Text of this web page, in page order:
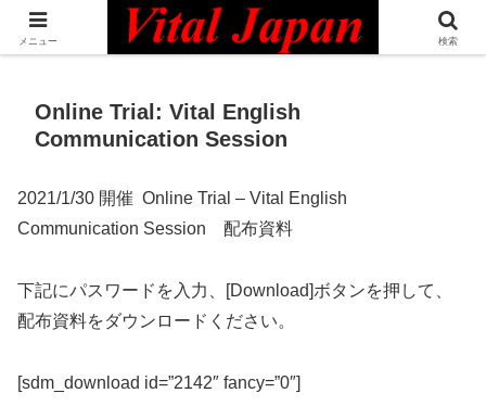
日本最大級の英語コミュニティ・Bilingual Professionals Network
Online Trial: Vital English
Communication Session
2021/1/30 開催 Online Trial – Vital English
Communication Session 配布資料
下記にパスワードを入力、[Download]ボタンを押して、
配布資料をダウンロードください。
[sdm_download id=”2142″ fancy=”0″]
メニュー 検索